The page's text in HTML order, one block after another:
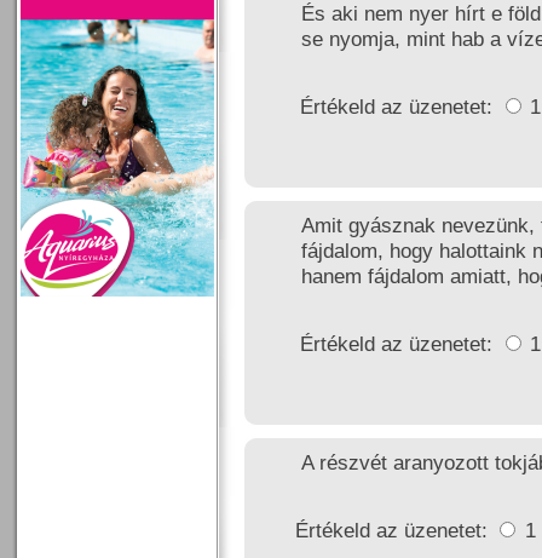
És aki nem nyer hírt e
se nyomja, mint hab a
Értékeld az üzenetet:
Amit gyásznak
fájdalom, hogy halottaink
hanem fájdalom amiatt,
Értékeld az üzenetet:
A részvét aranyozott
Értékeld az üzenetet: 1